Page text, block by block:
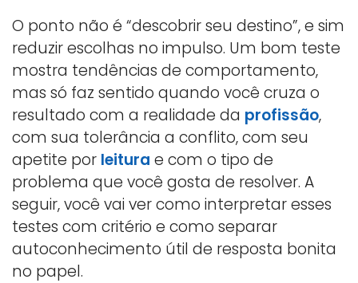
O ponto não é “descobrir seu destino”, e sim
reduzir escolhas no impulso. Um bom teste
mostra tendências de comportamento,
mas só faz sentido quando você cruza o
resultado com a realidade da profissão,
com sua tolerância a conflito, com seu
apetite por leitura e com o tipo de
problema que você gosta de resolver. A
seguir, você vai ver como interpretar esses
testes com critério e como separar
autoconhecimento útil de resposta bonita
no papel.